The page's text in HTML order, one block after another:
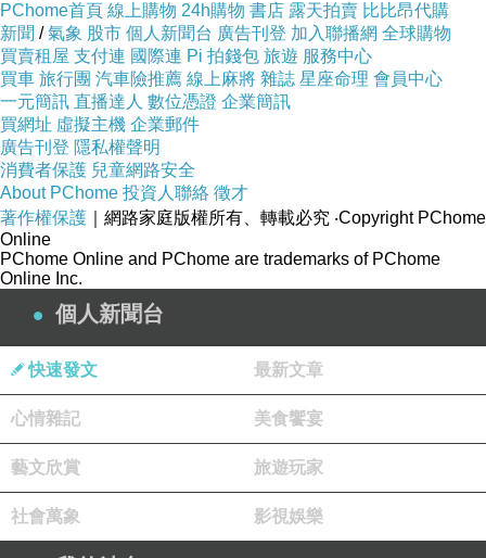
PChome首頁 線上購物 24h購物 書店 露天拍賣 比比昂代購
新聞 /氣象 股市 個人新聞台 廣告刊登 加入聯播網 全球購物
買賣租屋 支付連 國際連 Pi 拍錢包 旅遊 服務中心
買車 旅行團 汽車險推薦 線上麻將 雜誌 星座命理 會員中心
一元簡訊 直播達人 數位憑證 企業簡訊
買網址 虛擬主機 企業郵件
廣告刊登 隱私權聲明
消費者保護 兒童網路安全
About PChome 投資人聯絡 徵才
著作權保護 ｜網路家庭版權所有、轉載必究 ‧Copyright PChome
Online
PChome Online and PChome are trademarks of PChome
Online Inc.
個人新聞台
快速發文 最新文章
心情雜記 美食饗宴
藝文欣賞 旅遊玩家
社會萬象 影視娛樂